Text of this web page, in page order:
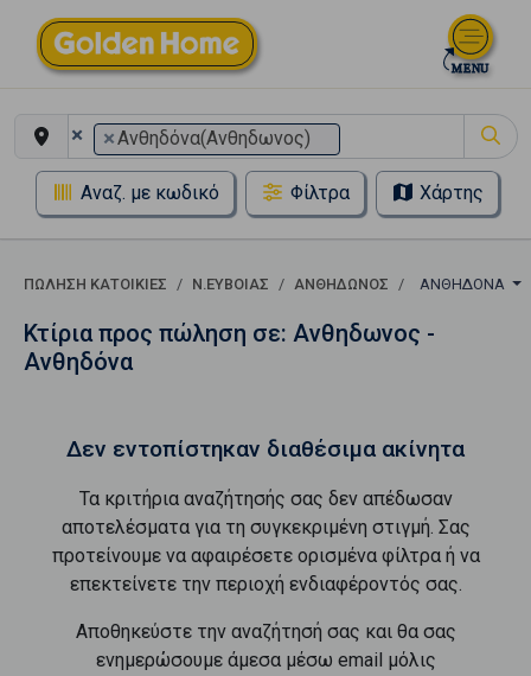
× ×Ανθηδόνα(Ανθηδωνος)
Αναζ. με κωδικό Φίλτρα Χάρτης
ΠΏΛΗΣΗ ΚΑΤΟΙΚΊΕΣ Ν.ΕΥΒΟΙΑΣ ΑΝΘΗΔΩΝΟΣ ΑΝΘΗΔΌΝΑ
Κτίρια προς πώληση σε: Ανθηδωνος -
Ανθηδόνα
Δεν εντοπίστηκαν διαθέσιμα ακίνητα
Τα κριτήρια αναζήτησής σας δεν απέδωσαν
αποτελέσματα για τη συγκεκριμένη στιγμή. Σας
προτείνουμε να αφαιρέσετε ορισμένα φίλτρα ή να
επεκτείνετε την περιοχή ενδιαφέροντός σας.
Αποθηκεύστε την αναζήτησή σας και θα σας
ενημερώσουμε άμεσα μέσω email μόλις